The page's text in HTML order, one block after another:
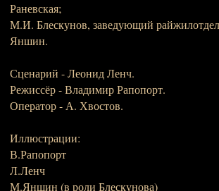
Раневская;
М.И. Блескунов, заведующий
Яншин.
Сценарий - Леонид Ленч.
Режиссёр - Владимир Рапопорт.
Оператор - А. Хвостов.
Иллюстрации:
В.Рапопорт
Л.Ленч
М.Яншин (в роли Блескунова)